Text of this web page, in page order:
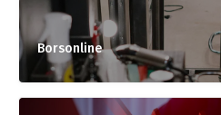
Borsonline